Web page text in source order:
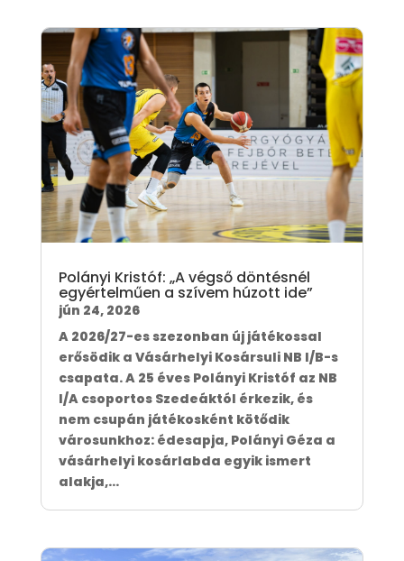
Polányi Kristóf: „A végső döntésnél
egyértelműen a szívem húzott ide”
jún 24, 2026
A 2026/27-es szezonban új játékossal
erősödik a Vásárhelyi Kosársuli NB I/B-s
csapata. A 25 éves Polányi Kristóf az NB
I/A csoportos Szedeáktól érkezik, és
nem csupán játékosként kötődik
városunkhoz: édesapja, Polányi Géza a
vásárhelyi kosárlabda egyik ismert
alakja,...